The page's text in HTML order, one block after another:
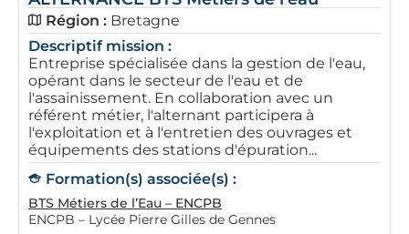
Région : Bretagne
Descriptif mission :
Entreprise spécialisée dans la gestion de l'eau,
opérant dans le secteur de l'eau et de
l'assainissement. En collaboration avec un
référent métier, l'alternant participera à
l'exploitation et à l'entretien des ouvrages et
équipements des stations d'épuration...
Formation(s) associée(s) :
BTS Métiers de l’Eau – ENCPB
ENCPB – Lycée Pierre Gilles de Gennes